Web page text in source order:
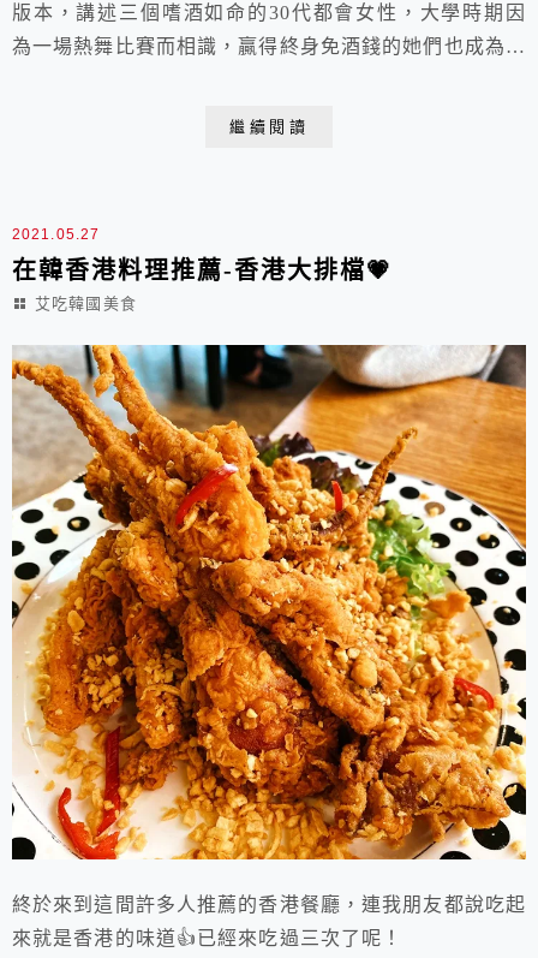
版本，講述三個嗜酒如命的30代都會女性，大學時期因
為一場熱舞比賽而相識，贏得終身免酒錢的她們也成為彼
繼續閱讀
2021.05.27
在韓香港料理推薦-香港大排檔💗
艾吃韓國美食
終於來到這間許多人推薦的香港餐廳，連我朋友都說吃起
來就是香港的味道👍已經來吃過三次了呢！